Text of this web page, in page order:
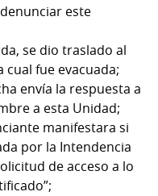
este
se dio traslado al
fue evacuada;
envía la respuesta a
a esta Unidad;
manifestara si
por la Intendencia
de acceso a lo